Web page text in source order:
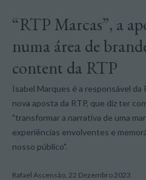
“RTP Marcas”, a
numa área de
content da RTP
Isabel Marques é a responsável da
nova aposta da RTP, que diz ter
"transformar a narrativa de uma
experiências envolventes e
nosso público".
Rafael Ascensão, 22 Dezembro 2023